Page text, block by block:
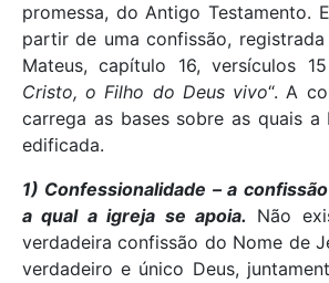
promessa, do Antigo Testamento.
partir de uma confissão,
Mateus, capítulo 16, versículos
Cristo, o Filho do Deus vivo“. A
carrega as bases sobre as quais a
edificada.
1) Confessionalidade – a
a qual a igreja se apoia. Não
verdadeira confissão do Nome de
verdadeiro e único Deus,